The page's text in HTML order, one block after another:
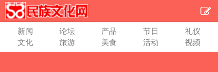
新闻 论坛 产品 节日
礼仪
文化
旅游 美食 活动 视频